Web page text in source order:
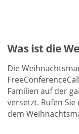
Was ist die
Die
Familien auf der
versetzt. Rufen
dem